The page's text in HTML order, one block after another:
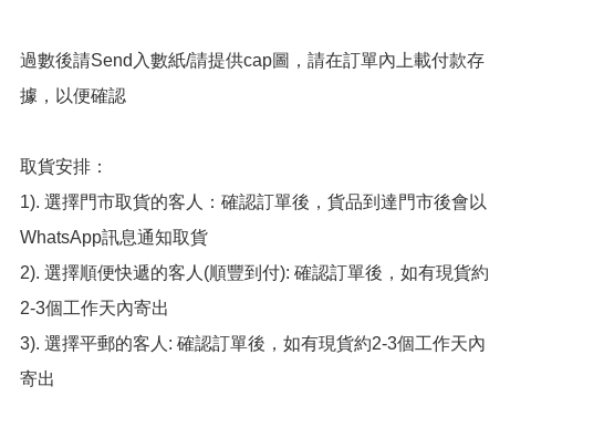
過數後請Send入數紙/請提供cap圖，請在訂單內上載付款存
據，以便確認
取貨安排：
1). 選擇門市取貨的客人：確認訂單後，貨品到達門市後會以
WhatsApp訊息通知取貨
2). 選擇順便快遞的客人(順豐到付): 確認訂單後，如有現貨約
2-3個工作天內寄出
3). 選擇平郵的客人: 確認訂單後，如有現貨約2-3個工作天內
寄出